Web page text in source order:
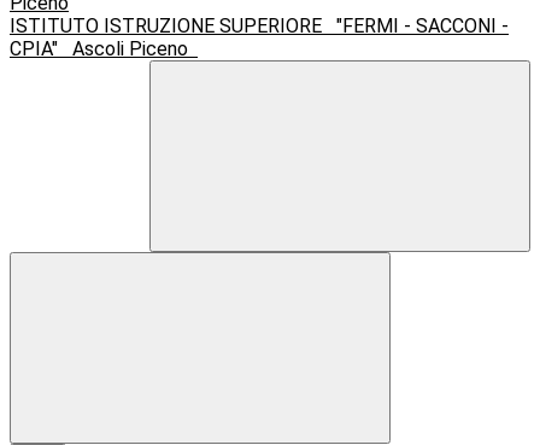
ISTITUTO ISTRUZIONE SUPERIORE
"FERMI - SACCONI -
CPIA"
Ascoli Piceno